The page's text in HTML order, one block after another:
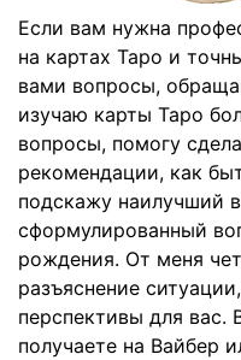
Если вам нужна
на картах Таро и
вами вопросы,
изучаю карты Таро
вопросы, помогу
рекомендации, как
подскажу наилучший
сформулированный
рождения. От меня
разъяснение
перспективы для
получаете на Вайбер